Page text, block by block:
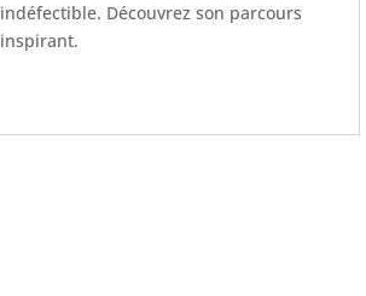
indéfectible. Découvrez son parcours
inspirant.